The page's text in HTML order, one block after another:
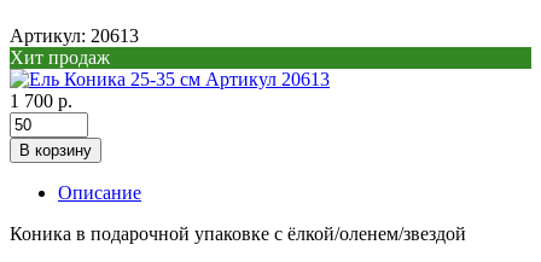
Артикул: 20613
Хит продаж
1 700 р.
В корзину
Описание
Коника в подарочной упаковке с ёлкой/оленем/звездой